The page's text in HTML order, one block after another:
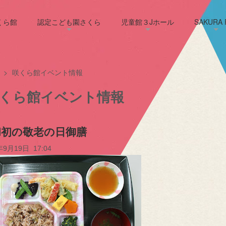
ら館 認定こども園さくら 児童館３Jホール SAKURA
> 咲くら館イベント情報
ら館イベント情報
の敬老の日御膳
9月19日 17:04